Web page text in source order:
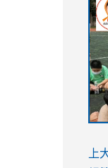
to
to
to
8M
to
to
to
link
上